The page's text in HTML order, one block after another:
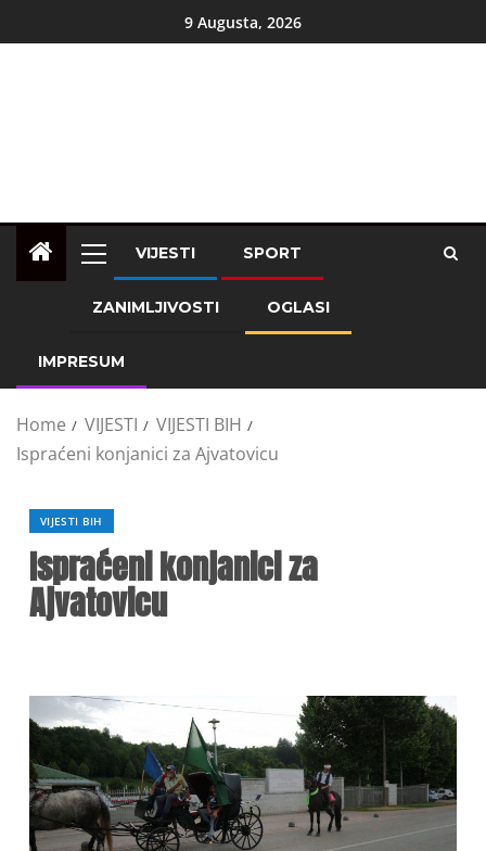
9 Augusta, 2026
VIJESTI SPORT
ZANIMLJIVOSTI OGLASI
IMPRESUM
Home VIJESTI
VIJESTI BIH
Ispraćeni konjanici za Ajvatovicu
VIJESTI BIH
Ispraćeni konjanici za
Ajvatovicu